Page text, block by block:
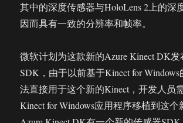
其中的深度传感器与HoloLens 2上的深
因而具有一致的分辨率和帧率。
微软计划为这款新的Azure Kinect DK发
SDK，由于以前基于Kinect for
法直接用于这个新的Kinect，开发人员
Kinect for Windows应用程序移植到这个